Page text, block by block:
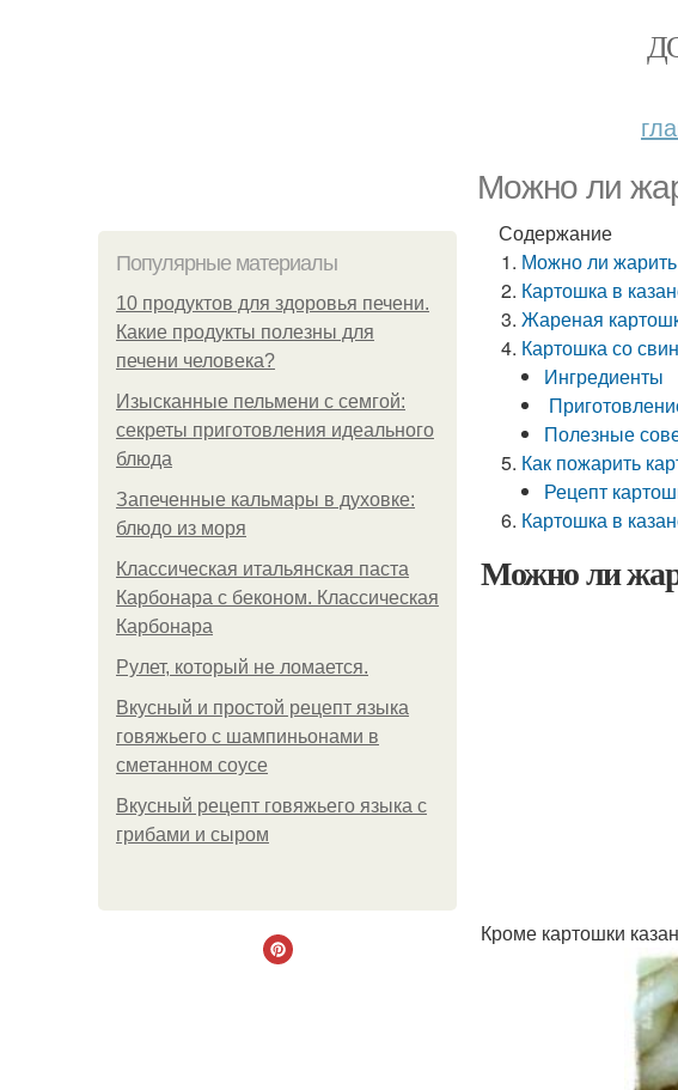
Можно ли
Популярные материалы
10 продуктов для здоровья печени.
Какие продукты полезны для
печени человека?
Изысканные пельмени с семгой:
секреты приготовления идеального
блюда
Запеченные кальмары в духовке:
блюдо из моря
Классическая итальянская паста
Карбонара с беконом. Классическая
Карбонара
Рулет, который не ломается.
Вкусный и простой рецепт языка
говяжьего с шампиньонами в
сметанном соусе
Вкусный рецепт говяжьего языка с
грибами и сыром
Содержание
Можно ли
Картошка в
Жареная
Картошка со
Ингредиенты
Полезные
Как пожарить
Рецепт
Картошка в
Можно ли
Кроме картошки